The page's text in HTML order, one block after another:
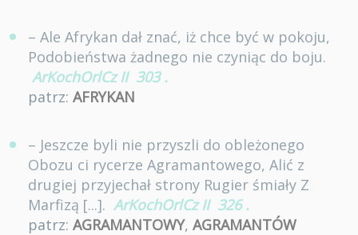
– Ale Afrykan dał znać, iż chce być w pokoju,
Podobieństwa żadnego nie czyniąc do boju.
ArKochOrlCz II 303 .
patrz: AFRYKAN
– Jeszcze byli nie przyszli do obleżonego
Obozu ci rycerze Agramantowego, Alić z
drugiej przyjechał strony Rugier śmiały Z
Marfizą [...]. ArKochOrlCz II 326 .
patrz: AGRAMANTOWY, AGRAMANTÓW